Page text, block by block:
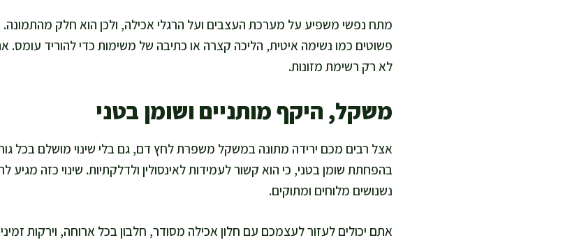
מתח נפשי משפיע על מערכת העצבים ועל הרגלי אכילה, ולכן הוא חלק
פשוטים כמו נשימה איטית, הליכה קצרה או כתיבה של משימות כדי להוריד עומס.
לא רק רשימת מזונות.
משקל, היקף מותניים ושומן בטני
אצל רבים מכם ירידה מתונה במשקל משפרת לחץ דם, גם בלי שינוי מושלם בכל
בהפחתת שומן בטני, כי הוא קשור לעמידות לאינסולין ולדלקתיות. שינוי כזה מגיע
נשנושים מלוחים ומתוקים.
אתם יכולים לעזור לעצמכם עם חלון אכילה מסודר, חלבון בכל ארוחה, וירקות